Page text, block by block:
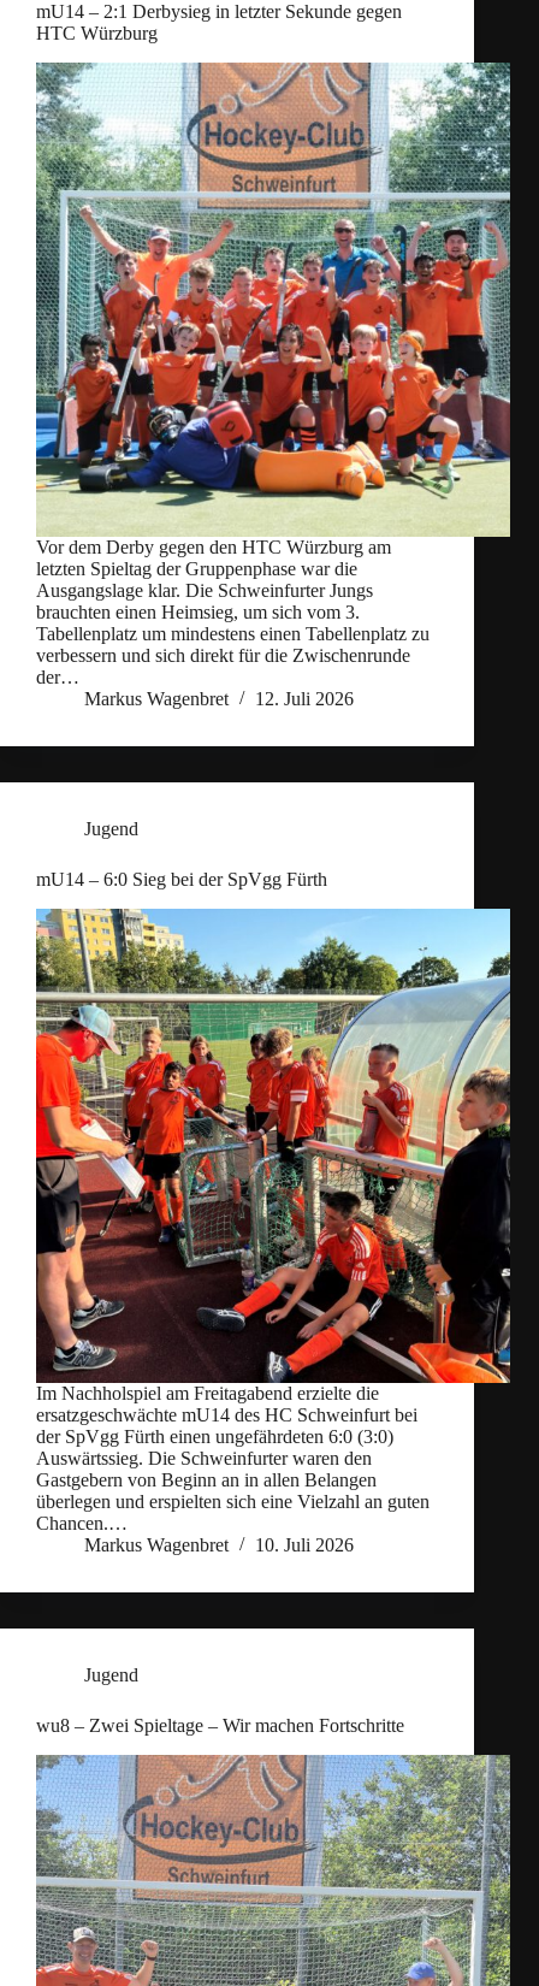
mU14 – 2:1 Derbysieg in letzter Sekunde gegen
HTC Würzburg
Vor dem Derby gegen den HTC Würzburg am
letzten Spieltag der Gruppenphase war die
Ausgangslage klar. Die Schweinfurter Jungs
brauchten einen Heimsieg, um sich vom 3.
Tabellenplatz um mindestens einen Tabellenplatz zu
verbessern und sich direkt für die Zwischenrunde
der…
Markus Wagenbret
12. Juli 2026
Jugend
mU14 – 6:0 Sieg bei der SpVgg Fürth
Im Nachholspiel am Freitagabend erzielte die
ersatzgeschwächte mU14 des HC Schweinfurt bei
der SpVgg Fürth einen ungefährdeten 6:0 (3:0)
Auswärtssieg. Die Schweinfurter waren den
Gastgebern von Beginn an in allen Belangen
überlegen und erspielten sich eine Vielzahl an guten
Chancen.…
Markus Wagenbret
10. Juli 2026
Jugend
wu8 – Zwei Spieltage – Wir machen Fortschritte